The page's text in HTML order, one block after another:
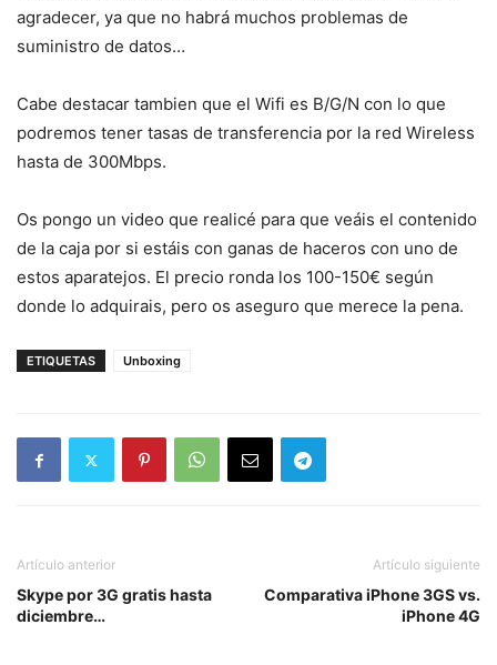
agradecer, ya que no habrá muchos problemas de
suministro de datos…
Cabe destacar tambien que el Wifi es B/G/N con lo que
podremos tener tasas de transferencia por la red Wireless
hasta de 300Mbps.
Os pongo un video que realicé para que veáis el contenido
de la caja por si estáis con ganas de haceros con uno de
estos aparatejos. El precio ronda los 100-150€ según
donde lo adquirais, pero os aseguro que merece la pena.
ETIQUETAS Unboxing
Artículo anterior
Skype por 3G gratis hasta
diciembre…
Artículo siguiente
Comparativa iPhone 3GS vs.
iPhone 4G